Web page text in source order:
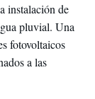
instalación de
pluvial. Una
fotovoltaicos
a las